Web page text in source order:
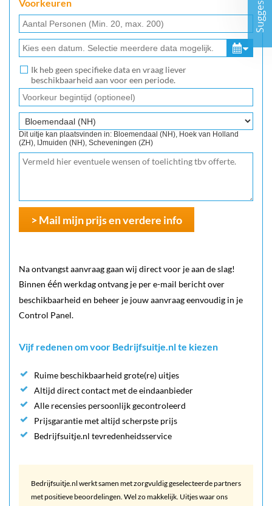
Voorkeuren
Ik heb geen specifieke data en vraag liever
beschikbaarheid aan voor een periode.
Dit uitje kan plaatsvinden in: Bloemendaal (NH), Hoek van Holland
(ZH), IJmuiden (NH), Scheveningen (ZH)
> Mail mijn prijs en verdere info
Na ontvangst aanvraag gaan wij direct voor je aan de slag!
Binnen éénwerkdag ontvang je per e-mail bericht over
beschikbaarheid en beheer je jouw aanvraag eenvoudig in je
Control Panel.
Vijf redenen om voor Bedrijfsuitje.nl te kiezen
Ruime beschikbaarheid grote(re) uitjes
Altijd direct contact met de eindaanbieder
Alle recensies persoonlijk gecontroleerd
Prijsgarantie met altijd scherpste prijs
Bedrijfsuitje.nl tevredenheidsservice
Bedrijfsuitje.nl werkt samen met zorgvuldig geselecteerde partners
met positieve beoordelingen. Wel zo makkelijk. Uitjes waar ons